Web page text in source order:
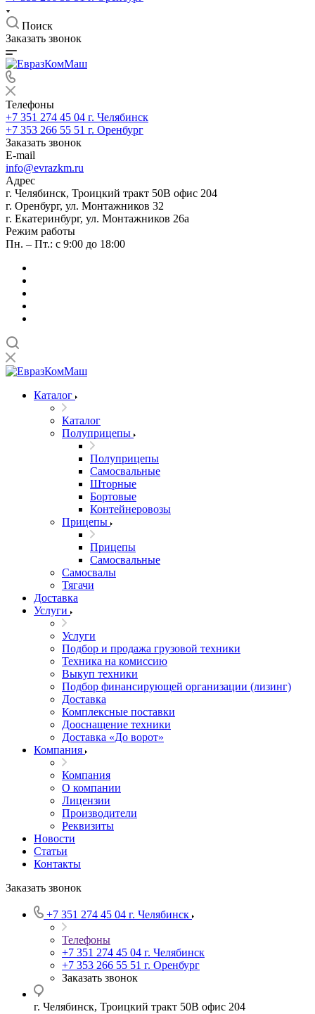
Поиск
Заказать звонок
Телефоны
+7 351 274 45 04 г. Челябинск
+7 353 266 55 51 г. Оренбург
Заказать звонок
E-mail
info@evrazkm.ru
Адрес
г. Челябинск, Троицкий тракт 50В офис 204
г. Оренбург, ул. Монтажников 32
г. Екатеринбург, ул. Монтажников 26а
Режим работы
Пн. – Пт.: с 9:00 до 18:00
Каталог
Каталог
Полуприцепы
Полуприцепы
Самосвальные
Шторные
Бортовые
Контейнеровозы
Прицепы
Прицепы
Самосвальные
Самосвалы
Тягачи
Доставка
Услуги
Услуги
Подбор и продажа грузовой техники
Техника на комиссию
Выкуп техники
Подбор финансирующей организации (лизинг)
Доставка
Комплексные поставки
Дооснащение техники
Доставка «До ворот»
Компания
Компания
О компании
Лицензии
Производители
Реквизиты
Новости
Статьи
Контакты
Заказать звонок
+7 351 274 45 04 г. Челябинск
Телефоны
+7 351 274 45 04 г. Челябинск
+7 353 266 55 51 г. Оренбург
Заказать звонок
г. Челябинск, Троицкий тракт 50В офис 204